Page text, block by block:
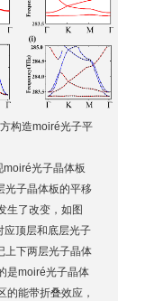
构造moiré光子平
光子晶体板
光子晶体板的平移
生了改变，如图
应顶层和底层光子
上下两层光子晶体
是moiré光子晶体
的能带折叠效应，